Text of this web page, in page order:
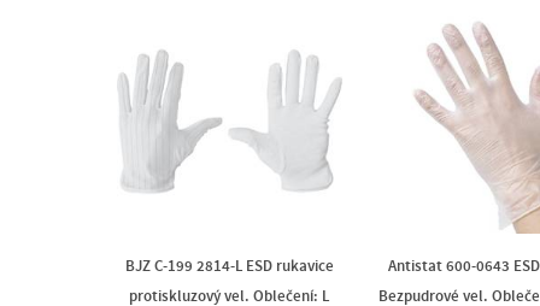
BJZ C-199 2814-L ESD rukavice
protiskluzový vel. Oblečení: L
Antistat 600-0643
Bezpudrové vel.